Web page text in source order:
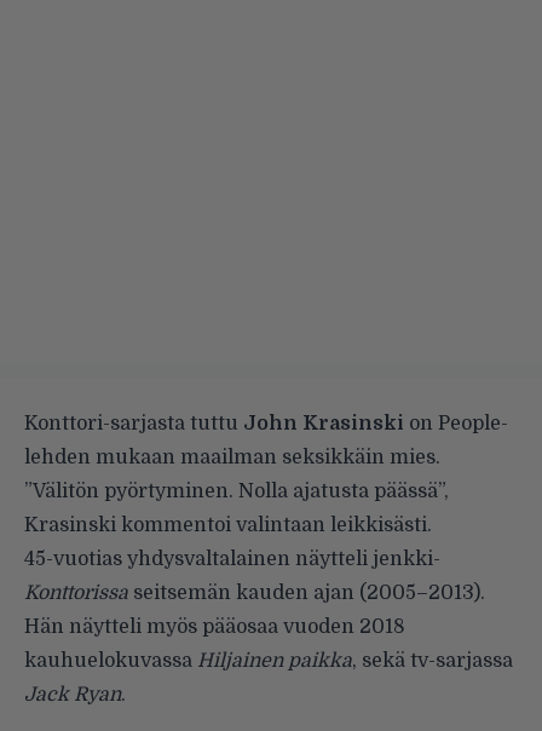
Konttori-sarjasta tuttu John Krasinski on People-
lehden mukaan maailman seksikkäin mies.
”Välitön pyörtyminen. Nolla ajatusta päässä”,
Krasinski kommentoi valintaan leikkisästi.
45-vuotias yhdysvaltalainen näytteli jenkki-
Konttorissa seitsemän kauden ajan (2005–2013).
Hän näytteli myös pääosaa vuoden 2018
kauhuelokuvassa Hiljainen paikka, sekä tv-sarjassa
Jack Ryan.